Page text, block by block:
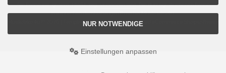
Alle Preise inkl. gesetzl. MwSt. zzgl.Versandkosten. Die durchgestrichenen Preise
entsprechen dem bisherigen Preis bei Musikdeko4u.
Musikdeko4u © 2026 | Template © 2009-2026 by modified eCommerce Shopsoftware
NUR NOTWENDIGE
Einstellungen anpassen